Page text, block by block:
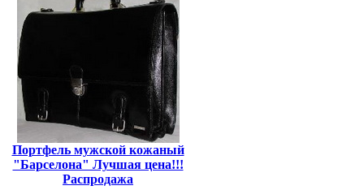
Портфель мужской кожаный
"Барселона" Лучшая цена!!!
Распродажа